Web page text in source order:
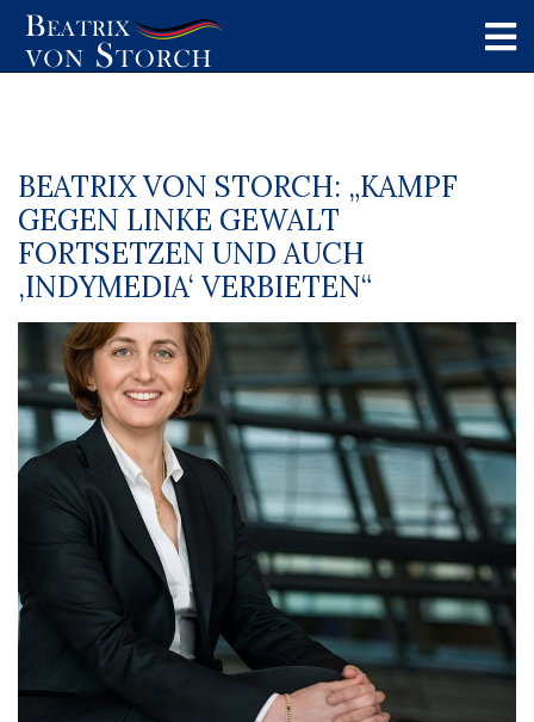
BEATRIX VON STORCH: „KAMPF
GEGEN LINKE GEWALT
FORTSETZEN UND AUCH
‚INDYMEDIA‘ VERBIETEN“